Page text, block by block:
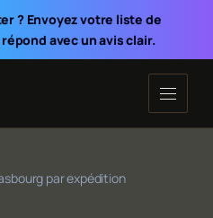
? Envoyez votre liste de
avec un avis clair.
par expédition